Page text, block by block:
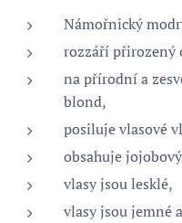
Námořnický
rozzáří přirozený
na přírodní a
blond,
posiluje vlasové
obsahuje
vlasy jsou lesklé,
vlasy jsou jemné